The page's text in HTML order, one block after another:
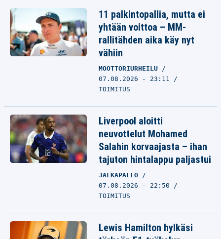
11 palkintopallia, mutta ei
yhtään voittoa – MM-
rallitähden aika käy nyt
vähiin
MOOTTORIURHEILU
07.08.2026 - 23:11
TOIMITUS
Liverpool aloitti
neuvottelut Mohamed
Salahin korvaajasta – ihan
tajuton hintalappu paljastui
JALKAPALLO
07.08.2026 - 22:50
TOIMITUS
Lewis Hamilton hylkäsi